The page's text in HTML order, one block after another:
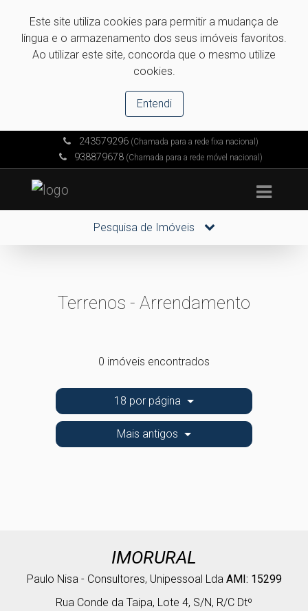
Este site utiliza cookies para permitir a mudança de
língua e o armazenamento dos seus imóveis favoritos.
Ao utilizar este site, concorda que o mesmo utilize
cookies.
Entendi
243579296(Chamada para a rede fixa nacional)
938879678 (Chamada para a rede móvel nacional)
Pesquisa de Imóveis
Terrenos - Arrendamento
0 imóveis encontrados
18 por página
Mais antigos
IMORURAL
Paulo Nisa - Consultores, Unipessoal Lda AMI: 15299
Rua Conde da Taipa, Lote 4, S/N, R/C Dtº